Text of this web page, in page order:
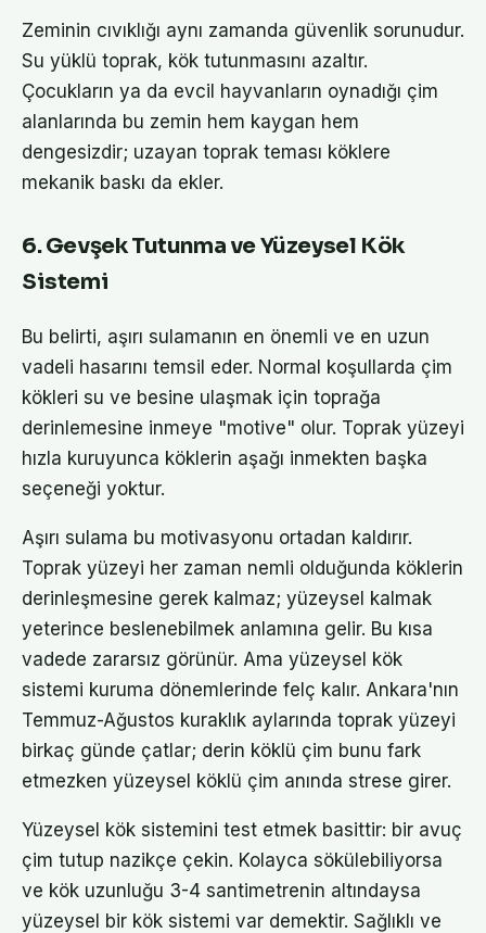
Zeminin cıvıklığı aynı zamanda güvenlik sorunudur.
Su yüklü toprak, kök tutunmasını azaltır.
Çocukların ya da evcil hayvanların oynadığı çim
alanlarında bu zemin hem kaygan hem
dengesizdir; uzayan toprak teması köklere
mekanik baskı da ekler.
6. Gevşek Tutunma ve Yüzeysel Kök
Sistemi
Bu belirti, aşırı sulamanın en önemli ve en uzun
vadeli hasarını temsil eder. Normal koşullarda çim
kökleri su ve besine ulaşmak için toprağa
derinlemesine inmeye "motive" olur. Toprak yüzeyi
hızla kuruyunca köklerin aşağı inmekten başka
seçeneği yoktur.
Aşırı sulama bu motivasyonu ortadan kaldırır.
Toprak yüzeyi her zaman nemli olduğunda köklerin
derinleşmesine gerek kalmaz; yüzeysel kalmak
yeterince beslenebilmek anlamına gelir. Bu kısa
vadede zararsız görünür. Ama yüzeysel kök
sistemi kuruma dönemlerinde felç kalır. Ankara'nın
Temmuz-Ağustos kuraklık aylarında toprak yüzeyi
birkaç günde çatlar; derin köklü çim bunu fark
etmezken yüzeysel köklü çim anında strese girer.
Yüzeysel kök sistemini test etmek basittir: bir avuç
çim tutup nazikçe çekin. Kolayca sökülebiliyorsa
ve kök uzunluğu 3-4 santimetrenin altındaysa
yüzeysel bir kök sistemi var demektir. Sağlıklı ve